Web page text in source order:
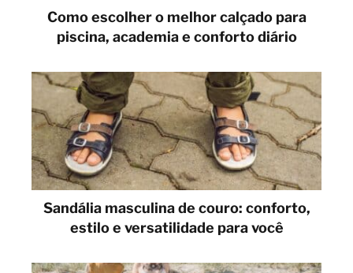
Como escolher o melhor calçado para
piscina, academia e conforto diário
Sandália masculina de couro: conforto,
estilo e versatilidade para você